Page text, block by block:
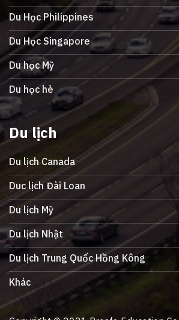
Du Học Philippines
Du Học Singapore
Du học Mỹ
Du học hè
Du lịch
Du lịch Canada
Duc lịch Đài Loan
Du lịch Mỹ
Du lịch Nhật
Du lịch Trung Quốc Hồng Kông
Khác